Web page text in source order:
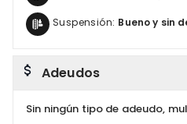
Suspensión: Bueno y sin
Adeudos
Sin ningún tipo de adeudo,